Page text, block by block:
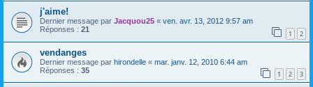
j'aime!
Dernier message par Jacquou25 « ven. avr. 13, 2012 9:57 am
Réponses : 21 1 2
vendanges
Dernier message par hirondelle « mar. janv. 12, 2010 6:44 am
Réponses : 35 1 2 3